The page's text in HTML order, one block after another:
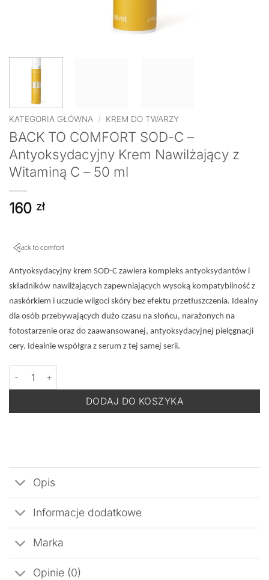
KATEGORIA GŁÓWNA / KREM DO TWARZY
BACK TO COMFORT SOD-C –
Antyoksydacyjny Krem Nawilżający z
Witaminą C – 50 ml
160 zł
Antyoksydacyjny krem SOD-C zawiera kompleks antyoksydantów i
składników nawilżających zapewniających wysoką kompatybilność z
naskórkiem i uczucie wilgoci skóry bez efektu przetłuszczenia. Idealny
dla osób przebywających dużo czasu na słońcu, narażonych na
fotostarzenie oraz do zaawansowanej, antyoksydacyjnej pielęgnacji
cery. Idealnie współgra z serum z tej samej serii.
ilość BACK TO COMFORT SOD-C - Antyoksydacyjny Krem
DODAJ DO KOSZYKA
Opis
Informacje dodatkowe
Marka
Opinie (0)